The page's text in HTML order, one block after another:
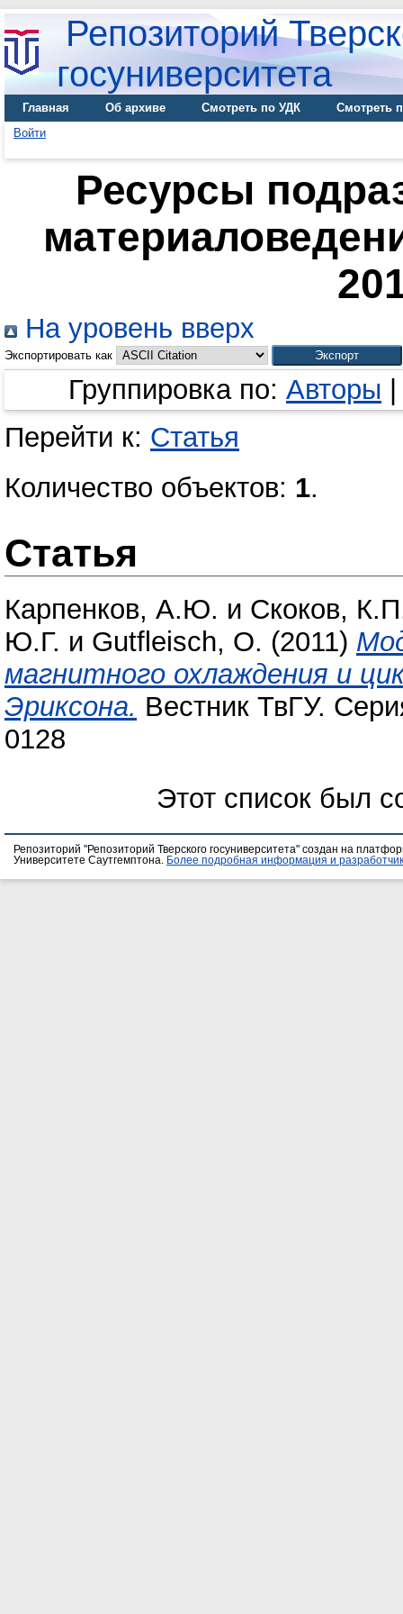
Репозиторий
госуниверситета
Главная Об архиве Смотреть по УДК
Смотреть
Войти
Ресурсы
На уровень вверх
Экспортировать как
Группировка по: Авторы
Перейти к: Статья
Количество объектов: 1.
Статья
Карпенков, А.Ю. и Скоков,
Ю.Г. и Gutfleisch, О. (2011)
магнитного охлаждения и
Эриксона. Вестник ТвГУ.
0128
Этот список был
Репозиторий "Репозиторий Тверского госуниверситета" создан на
Университете Саутгемптона.
Более подробная информация и